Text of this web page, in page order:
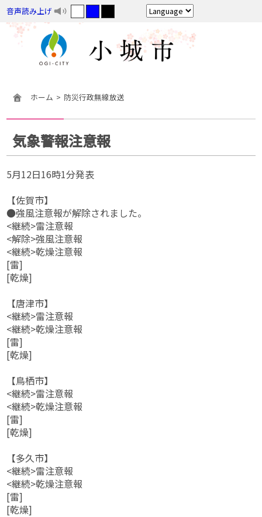
音声読み上げ
ホーム 防災行政無線放送
気象警報注意報
5月12日16時1分発表
【佐賀市】
●強風注意報が解除されました。
<継続>雷注意報
<解除>強風注意報
<継続>乾燥注意報
[雷]
[乾燥]
【唐津市】
<継続>雷注意報
<継続>乾燥注意報
[雷]
[乾燥]
【鳥栖市】
<継続>雷注意報
<継続>乾燥注意報
[雷]
[乾燥]
【多久市】
<継続>雷注意報
<継続>乾燥注意報
[雷]
[乾燥]